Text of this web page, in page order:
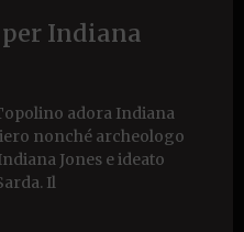
Indiana
adora Indiana
nonché archeologo
Jones e ideato
Il